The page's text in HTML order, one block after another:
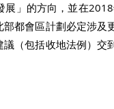
展」的方向，並在
都會區計劃必定涉及
（包括收地法例）交